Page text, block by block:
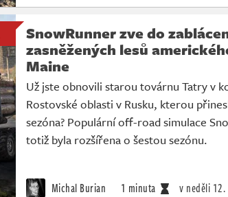
SnowRunner zve do
zasněžených lesů
Maine
Už jste obnovili starou továrnu Tatry v
Rostovské oblasti v Rusku, kterou
sezóna? Populární off-road simulace
totiž byla rozšířena o šestou sezónu.
Michal Burian 1 minuta v neděli